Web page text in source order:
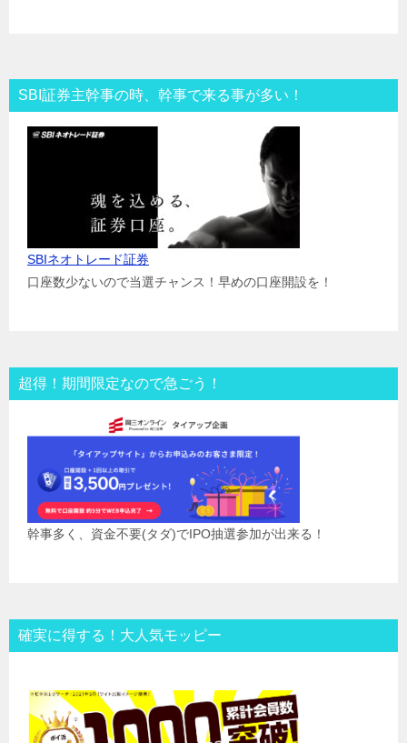
SBI証券主幹事の時、幹事で来る事が多い！
SBIネオトレード証券
口座数少ないので当選チャンス！早めの口座開設を！
超得！期間限定なので急ごう！
幹事多く、資金不要(タダ)でIPO抽選参加が出来る！
確実に得する！大人気モッピー